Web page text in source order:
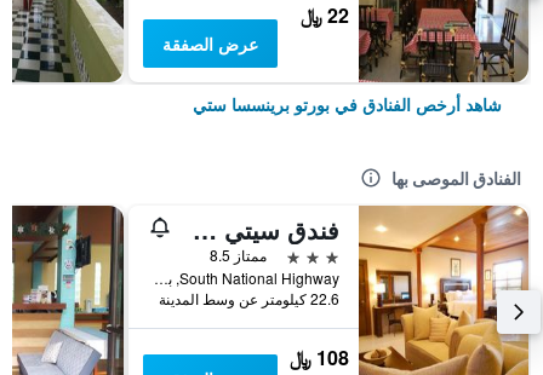
22 ﷼
عرض الصفقة
شاهد أرخص الفنادق في بورتو برينسسا ستي
الفنادق الموصى بها
فندق سيتي ستييت أستورياس بالاوان
3 نجوم
ممتاز 8.5
South National Highway, بورتو برينسسا ستي, الفلبين
22.6 كيلومتر عن وسط المدينة
108 ﷼